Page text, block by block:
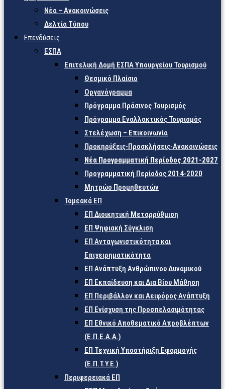
Νέα – Ανακοινώσεις
Δελτία Τύπου
Επενδύσεις
ΕΣΠΑ
Επιτελική Δομή ΕΣΠΑ Υπουργείου Τουρισμού
Θεσμικό Πλαίσιο
Οργανόγραμμα
Πρόγραμμα Πράσινος Τουρισμός
Πρόγραμμα Εναλλακτικός Τουρισμός
Στελέχωση – Επικοινωνία
Προκηρύξεις-Προσκλήσεις-Ανακοινώσεις
Νέα Προγραμματική Περίοδος 2021-2027
Προγραμματική Περίοδος 2014-2020
Μητρώο Προμηθευτών
Τομεακά ΕΠ
ΕΠ Διοικητική Μεταρρύθμιση
ΕΠ Ψηφιακή Σύγκλιση
ΕΠ Ανταγωνιστικότητα και
Επιχειρηματικότητα
ΕΠ Ανάπτυξη Ανθρώπινου Δυναμικού
ΕΠ Εκπαίδευση και Δια Βίου Μάθηση
ΕΠ Περιβάλλον και Αειφόρος Ανάπτυξη
ΕΠ Ενίσχυση της Προσπελασιμότητας
ΕΠ Εθνικό Αποθεματικό Απροβλέπτων
(Ε.Π.Ε.Α.Α.)
ΕΠ Τεχνική Υποστήριξη Εφαρμογής
(Ε.Π.Τ.Υ.Ε.)
Περιφερειακά ΕΠ